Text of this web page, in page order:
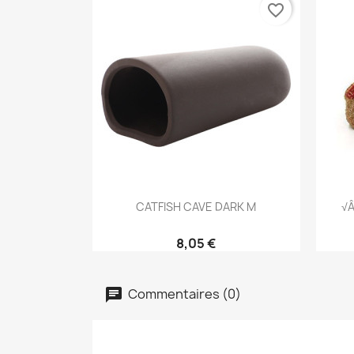
Aperçu rapide
CATFISH CAVE DARK M
8,05 €
favorite_border
Commentaires (0)